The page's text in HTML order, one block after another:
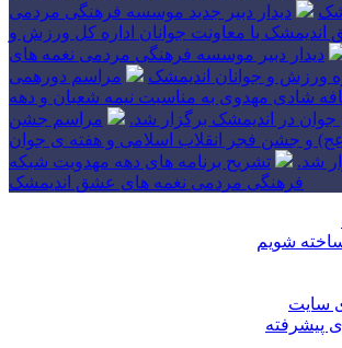
دیدار دبیر جدید موسسه فرهنگی مردمی
با معاونت جوانان اداره کل ورزش و
دیدار دبیر موسسه فرهنگی مردمی نغمه های
ورزش و جوانان اندیمشک
مراسم دورهمی
شادی مهدوی به مناسبت نیمه شعبان و دهه
در اندیمشک برگزار شد.
مراسم جشن
و جشن فجر انقلاب اسلامی و هفته ی جوان
شد.
تشریح برنامه های دهه مهدویت شبکه
فرهنگی مردمی نغمه های عشق اندیمشک
شویم
سایت
پیشرفته